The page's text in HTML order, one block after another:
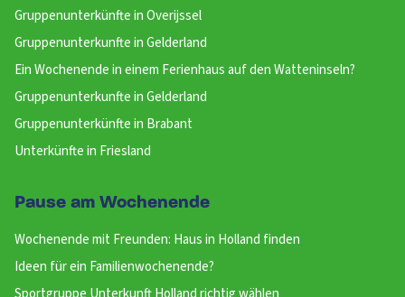
Gruppenunterkünfte in Overijssel
Gruppenunterkunfte in Gelderland
Ein Wochenende in einem Ferienhaus auf den Watteninseln?
Gruppenunterkunfte in Gelderland
Gruppenunterkünfte in Brabant
Unterkünfte in Friesland
Pause am Wochenende
Wochenende mit Freunden: Haus in Holland finden
Ideen für ein Familienwochenende?